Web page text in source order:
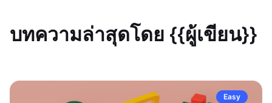
บทความล่าสุดโดย {{ผู้เขียน}}
Easy